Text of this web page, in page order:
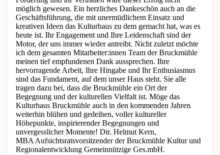
möglich gewesen. Ein herzliches Dankeschön auch an die
Geschäftsführung, die mit unermüdlichem Einsatz und
kreativen Ideen das Kulturhaus zu dem gemacht hat, was es
heute ist. Ihr Engagement und Ihre Leidenschaft sind der
Motor, der uns immer wieder antreibt. Nicht zuletzt möchte
ich dem gesamten Mitarbeiter:innen Team der Bruckmühle
meinen tief empfundenen Dank aussprechen. Ihre
hervorragende Arbeit, Ihre Hingabe und Ihr Enthusiasmus
sind das Fundament, auf dem unser Haus steht. Sie alle
tragen dazu bei, dass die Bruckmühle ein Ort der
Begegnung und der kulturellen Vielfalt ist. Möge das
Kulturhaus Bruckmühle auch in den kommenden Jahren
weiterhin blühen und gedeihen, voller kultureller
Höhepunkte, inspirierender Begegnungen und
unvergesslicher Momente! Dir. Helmut Kern,
MBA Aufsichtsratsvorsitzender der Bruckmühle Kultur und
Regionalentwicklung Gemeinnützige Ges.mbH.